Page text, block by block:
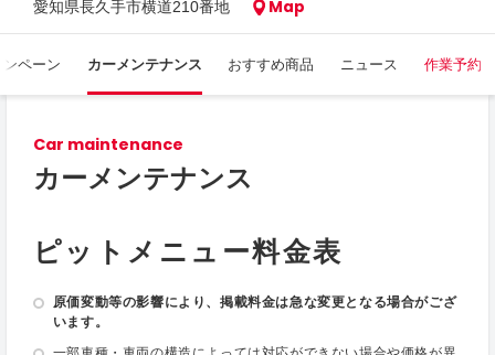
愛知県長久手市横道210番地 Map
ペーン カーメンテナンス おすすめ商品 ニュース 作業予約
Car maintenance
カーメンテナンス
ピットメニュー料金表
原価変動等の影響により、掲載料金は急な変更となる場合がござ
います。